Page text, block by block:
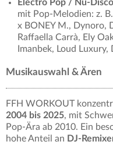
Electro Pop / Nu-Disco
mit Pop-Melodien: z.
x BONEY M., Dynoro,
Raffaella Carrà, Ely
Imanbek, Loud
Musikauswahl & Ären
FFH WORKOUT
2004 bis 2025, mit
Pop-Ära ab 2010. Ein
hohe Anteil an DJ-